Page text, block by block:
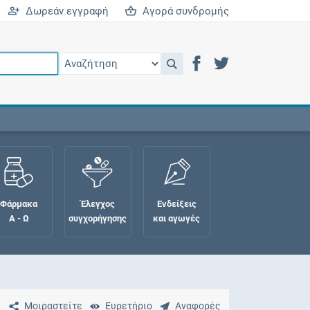
Δωρεάν εγγραφή Αγορά συνδρομής
Φάρμακα
Α - Ω
Έλεγχος
συγχορήγησης
Ενδείξεις
και αγωγές
Μοιραστείτε Ευρετήριο Αναφορές